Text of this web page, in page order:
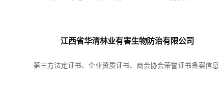
江西省华清林业有害生物防治有限公司
第三方法定证书、企业资质证书、商会协会荣誉证书备案信息